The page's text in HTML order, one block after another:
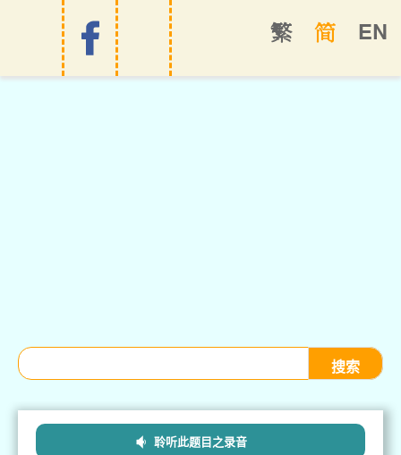
EN
简
繁
聆听此题目之录音